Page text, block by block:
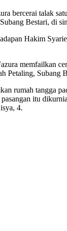
bercerai talak
Bestari, di
Hakim
memfailkan
Petaling, Subang
rumah tangga
itu
4.